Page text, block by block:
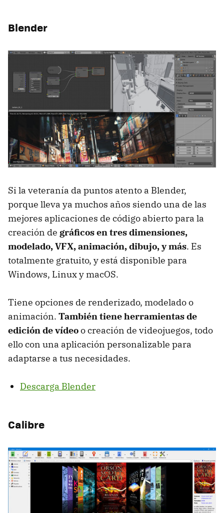
Blender
Si la veteranía da puntos atento a Blender,
porque lleva ya muchos años siendo una de las
mejores aplicaciones de código abierto para la
creación de gráficos en tres dimensiones,
modelado, VFX, animación, dibujo, y más. Es
totalmente gratuito, y está disponible para
Windows, Linux y macOS.
Tiene opciones de renderizado, modelado o
animación. También tiene herramientas de
edición de vídeoo creación de videojuegos, todo
ello con una aplicación personalizable para
adaptarse a tus necesidades.
Descarga Blender
Calibre